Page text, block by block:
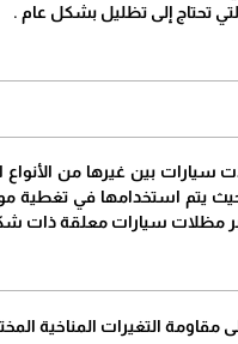
تحتاج إلى تظليل بشكل عام .
بين غيرها من الأنواع
حيث يتم استخدامها في تغطية
مظلات سيارات معلقة ذات
مقاومة التغيرات المناخية